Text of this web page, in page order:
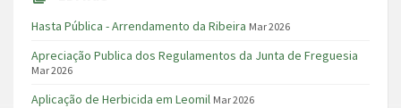
Hasta Pública - Arrendamento da Ribeira Mar 2026
Apreciação Publica dos Regulamentos da Junta de Freguesia
Mar 2026
Aplicação de Herbicida em Leomil Mar 2026